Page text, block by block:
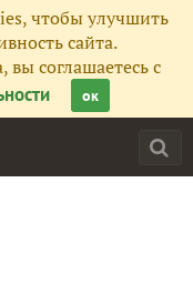
чтобы улучшить
сайта.
соглашаетесь с
ок